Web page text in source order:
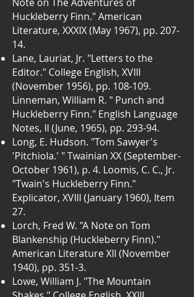
Huckleberry Finn." American
Literature, XXXIX (May 1967), pp. 207-
14.
Lane, Lauriat, Jr. "Letters to the
Editor." College English, XVIII
(November 1956), pp. 108-109.
Linneman, William R. " Punch and
Huckleberry Finn." English Language
Notes, II (June, 1965), pp. 293-94.
Long, E. Hudson. "Tom Sawyer's
'Pitchiola.' " Twainian XX (September-
October 1961), p. 4. Loomis, C. C., Jr.
"Twain's Huckleberry Finn."
Explicator, XVIII (January 1960), Item
27.
Lorch, Fred W. "A Note on Tom
Blankenship (Huckleberry Finn)."
American Literature XII (November
1940), pp. 351-3.
Lowe, William J. "The Mountain